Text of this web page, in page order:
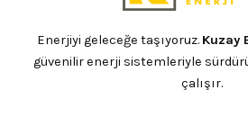
Enerjiyi geleceğe taşıyoruz. Kuzay
güvenilir enerji sistemleriyle
çalışır.